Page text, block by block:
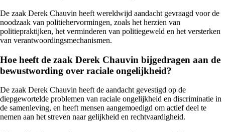
De zaak Derek Chauvin heeft wereldwijd aandacht gevraagd voor de
noodzaak van politiehervormingen, zoals het herzien van
politiepraktijken, het verminderen van politiegeweld en het versterken
van verantwoordingsmechanismen.
Hoe heeft de zaak Derek Chauvin bijgedragen aan de
bewustwording over raciale ongelijkheid?
De zaak Derek Chauvin heeft de aandacht gevestigd op de
diepgewortelde problemen van raciale ongelijkheid en discriminatie in
de samenleving, en heeft mensen aangemoedigd om actief deel te
nemen aan het streven naar gelijkheid en rechtvaardigheid.